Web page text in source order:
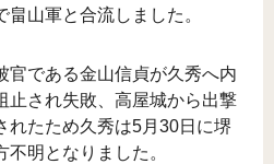
山軍と合流しました。
官である金山信貞が久秀へ内
止され失敗、高屋城から出撃
れたため久秀は5月30日に堺
明となりました。